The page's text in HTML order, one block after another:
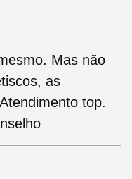
Mas não
as
top.